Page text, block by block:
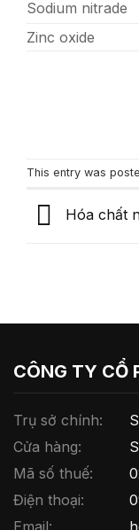
Sodium nitrade
Zinc oxide
This entry was
Hóa chất
CÔNG TY CỔ
Trụ sở chính:
Cửa hàng:
Mã số thuế:
Điện thoại: